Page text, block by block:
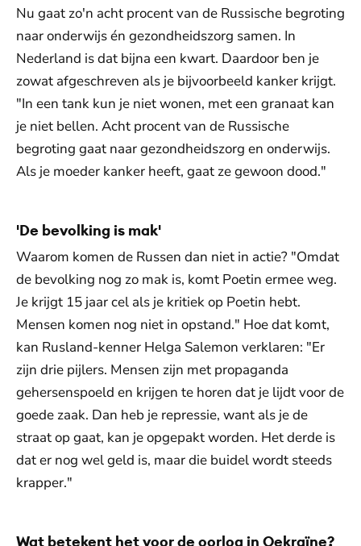
Nu gaat zo'n acht procent van de Russische begroting
naar onderwijs én gezondheidszorg samen. In
Nederland is dat bijna een kwart. Daardoor ben je
zowat afgeschreven als je bijvoorbeeld kanker krijgt.
"In een tank kun je niet wonen, met een granaat kan
je niet bellen. Acht procent van de Russische
begroting gaat naar gezondheidszorg en onderwijs.
Als je moeder kanker heeft, gaat ze gewoon dood."
'De bevolking is mak'
Waarom komen de Russen dan niet in actie? "Omdat
de bevolking nog zo mak is, komt Poetin ermee weg.
Je krijgt 15 jaar cel als je kritiek op Poetin hebt.
Mensen komen nog niet in opstand." Hoe dat komt,
kan Rusland-kenner Helga Salemon verklaren: "Er
zijn drie pijlers. Mensen zijn met propaganda
gehersenspoeld en krijgen te horen dat je lijdt voor de
goede zaak. Dan heb je repressie, want als je de
straat op gaat, kan je opgepakt worden. Het derde is
dat er nog wel geld is, maar die buidel wordt steeds
krapper."
Wat betekent het voor de oorlog in Oekraïne?